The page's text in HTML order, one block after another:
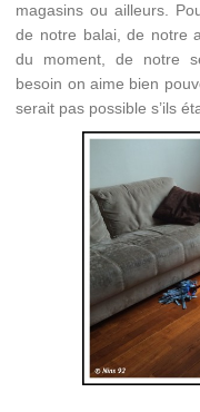
magasins ou ailleurs.
de notre balai, de notre
du moment, de notre
besoin on aime bien
serait pas possible s’ils